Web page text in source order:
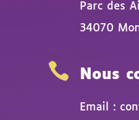
Parc des
34070
 Nous
Email :